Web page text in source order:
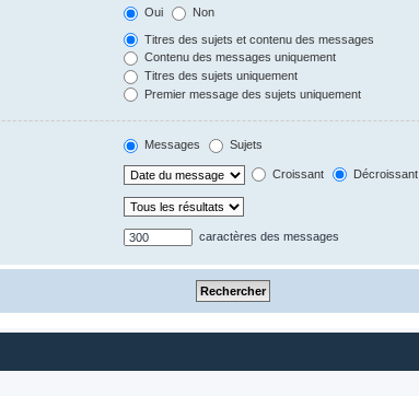
Oui Non
Titres des sujets et contenu des messages
Contenu des messages uniquement
Titres des sujets uniquement
Premier message des sujets uniquement
Messages Sujets
Croissant Décroissant
caractères des messages